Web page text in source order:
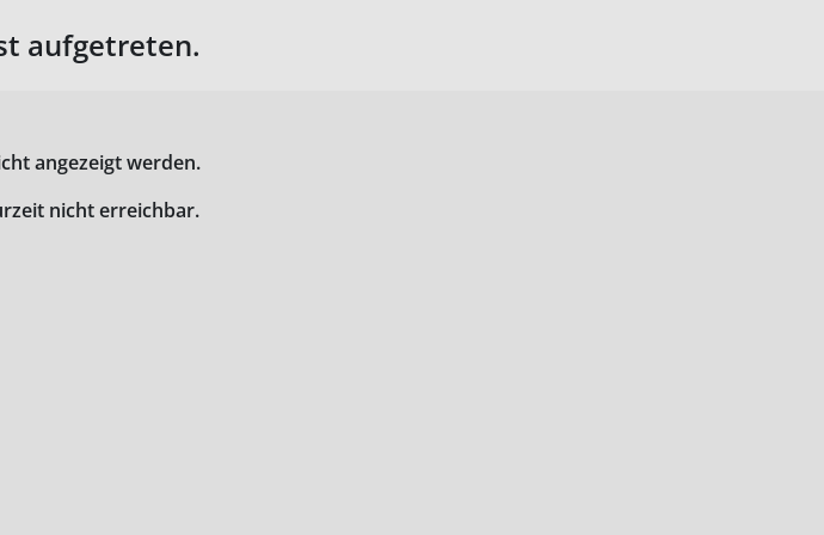
aufgetreten.
angezeigt werden.
nicht erreichbar.